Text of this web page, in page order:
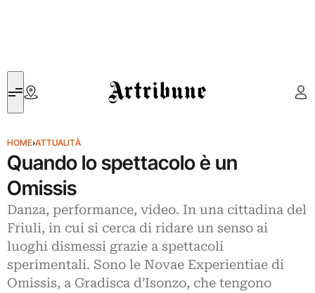
Artribune
HOME›ATTUALITÀ
Quando lo spettacolo è un
Omissis
Danza, performance, video. In una cittadina del
Friuli, in cui si cerca di ridare un senso ai
luoghi dismessi grazie a spettacoli
sperimentali. Sono le Novae Experientiae di
Omissis, a Gradisca d’Isonzo, che tengono